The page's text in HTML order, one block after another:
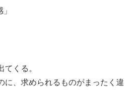
てくる。
に、求められるものがまったく違